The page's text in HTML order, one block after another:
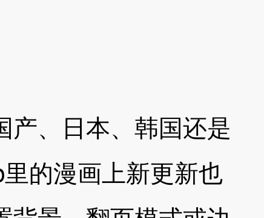
产、日本、韩国还是
的漫画上新更新也